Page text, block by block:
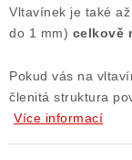
Vltavínek je také
do 1 mm) celkově
Pokud vás na
členitá struktura
Více informací